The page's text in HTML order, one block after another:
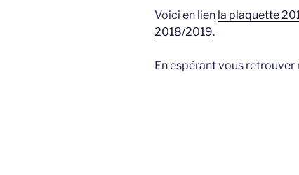
Voici en lien la plaquette
2018/2019.
En espérant vous